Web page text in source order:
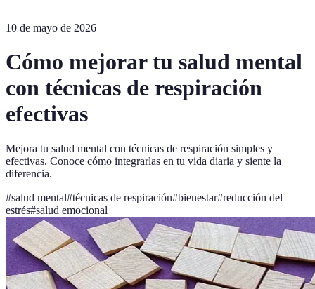
10 de mayo de 2026
Cómo mejorar tu salud mental
con técnicas de respiración
efectivas
Mejora tu salud mental con técnicas de respiración simples y
efectivas. Conoce cómo integrarlas en tu vida diaria y siente la
diferencia.
#salud mental#técnicas de respiración#bienestar#reducción del
estrés#salud emocional